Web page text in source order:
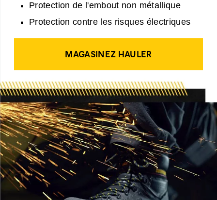
Protection de l'embout non métallique
Protection contre les risques électriques
MAGASINEZ HAULER